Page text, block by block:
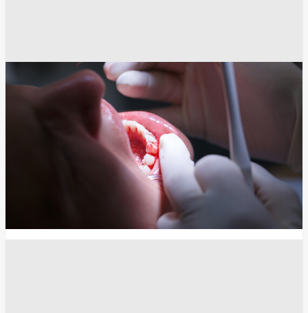
الصحة العامة امراض بحوث
دراسات علمية
طب الأسنان مرض السكري
Save post
Share انسخ الرابط
الرياضة
"أشعر بالحزن".. وزيرة تركية تصدم محمد صلاح